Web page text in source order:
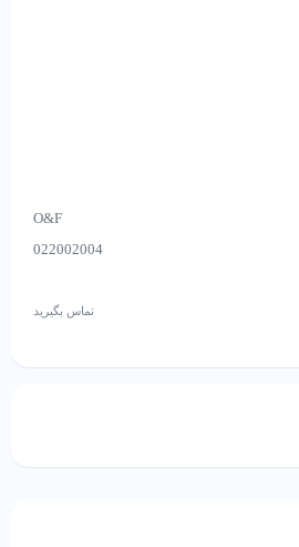
O&F
022002004
تماس بگیرید